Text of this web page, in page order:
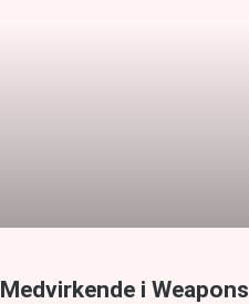
Medvirkende i Weapons